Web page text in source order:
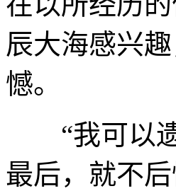
辰大海感兴
憾。
“我可以遗
最后，就不